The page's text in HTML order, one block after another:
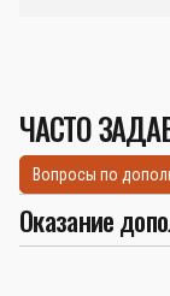
ЧАСТО
Вопросы по
Оказание